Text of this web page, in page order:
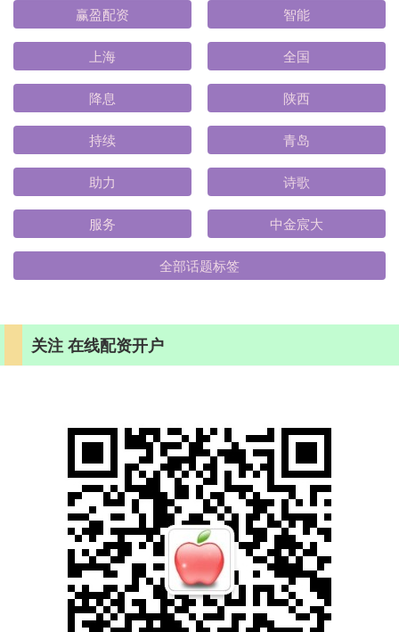
赢盈配资 智能
上海 全国
降息 陕西
持续 青岛
助力 诗歌
服务 中金宸大
全部话题标签
关注 在线配资开户